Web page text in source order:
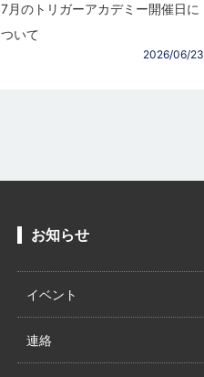
7月のトリガーアカデミー開催日に
ついて
2026/06/23
お知らせ
イベント
連絡